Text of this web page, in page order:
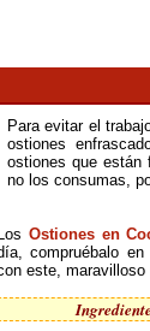
Para evitar el
ostiones
ostiones que están
no los consumas,
Ostiones en
compruébalo
este, maravilloso